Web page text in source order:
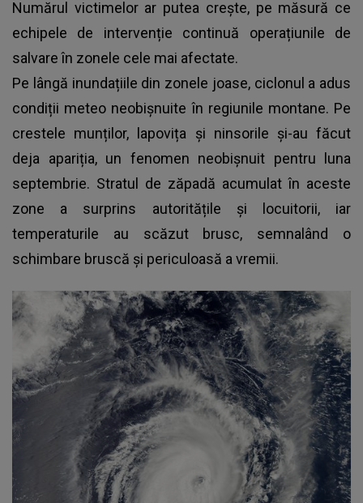
Numărul victimelor ar putea crește, pe măsură ce
echipele de intervenție continuă operațiunile de
salvare în zonele cele mai afectate.
Pe lângă inundațiile din zonele joase, ciclonul a adus
condiții meteo neobișnuite în regiunile montane. Pe
crestele munților, lapovița și ninsorile și-au făcut
deja apariția, un fenomen neobișnuit pentru luna
septembrie. Stratul de zăpadă acumulat în aceste
zone a surprins autoritățile și locuitorii, iar
temperaturile au scăzut brusc, semnalând o
schimbare bruscă și periculoasă a vremii.